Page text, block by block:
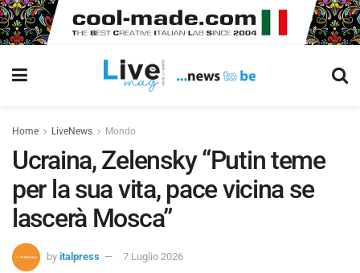
Home LiveNews Mondo
Ucraina, Zelensky “Putin teme
per la sua vita, pace vicina se
lascerà Mosca”
by italpress 7 Luglio 2026